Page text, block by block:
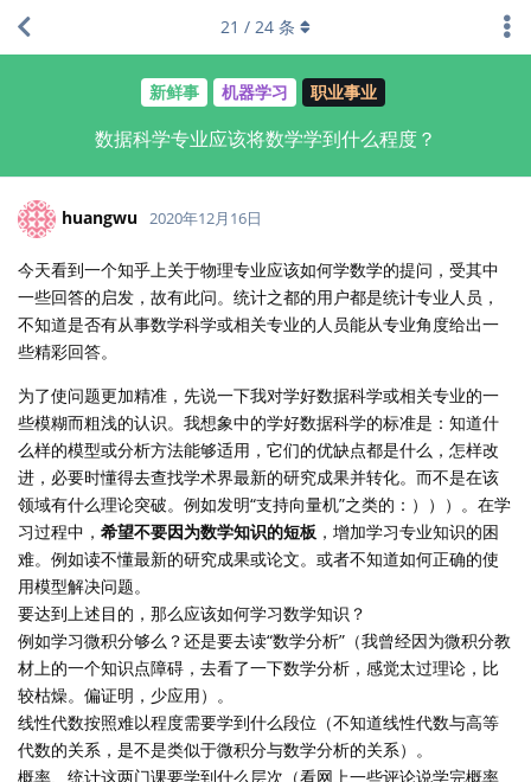
新鲜事 机器学习 职业事业
数据科学专业应该将数学学到什么程度？
21 / 24 条
huangwu 2020年12月16日
今天看到一个知乎上关于物理专业应该如何学数学的提问，受其中
一些回答的启发，故有此问。统计之都的用户都是统计专业人员，
不知道是否有从事数学科学或相关专业的人员能从专业角度给出一
些精彩回答。
为了使问题更加精准，先说一下我对学好数据科学或相关专业的一
些模糊而粗浅的认识。我想象中的学好数据科学的标准是：知道什
么样的模型或分析方法能够适用，它们的优缺点都是什么，怎样改
进，必要时懂得去查找学术界最新的研究成果并转化。而不是在该
领域有什么理论突破。例如发明“支持向量机”之类的：）））。在学
习过程中， 希望不要因为数学知识的短板 ，增加学习专业知识的困
难。例如读不懂最新的研究成果或论文。或者不知道如何正确的使
用模型解决问题。
要达到上述目的，那么应该如何学习数学知识？
例如学习微积分够么？还是要去读“数学分析”（我曾经因为微积分教
材上的一个知识点障碍，去看了一下数学分析，感觉太过理论，比
较枯燥。偏证明，少应用）。
线性代数按照难以程度需要学到什么段位（不知道线性代数与高等
代数的关系，是不是类似于微积分与数学分析的关系）。
概率、统计这两门课要学到什么层次（看网上一些评论说学完概率